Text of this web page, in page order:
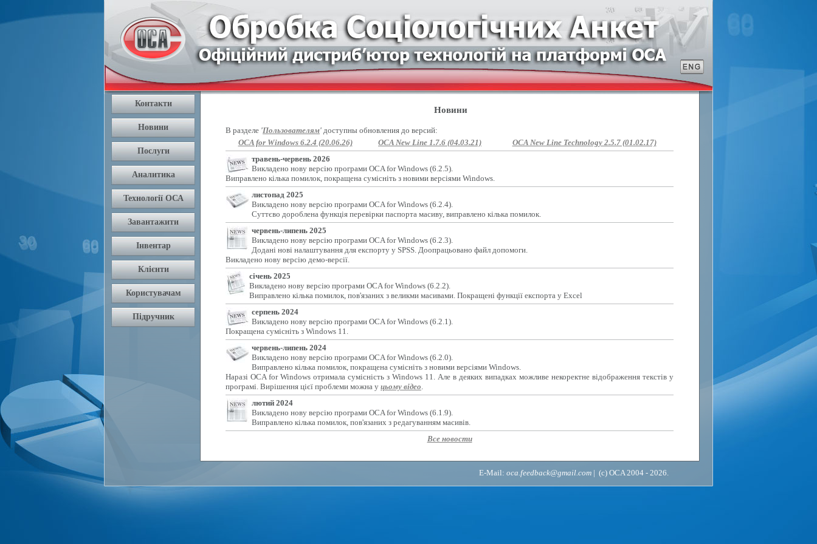
Новини
В разделе 'Пользователям' доступны обновления до версий:
OCA for Windows 6.2.4 (20.06.26)
OCA New Line 1.7.6 (04.03.21)
OCA New Line Technology 2.5.7 (01.02.17)
травень-червень 2026
Викладено нову версію програми OCA for Windows (6.2.5).
Виправлено кілька помилок, покращена сумісніть з новими версіями Windows.
листопад 2025
Викладено нову версію програми OCA for Windows (6.2.4).
Суттєво дороблена функція перевірки паспорта масиву, виправлено кілька помилок.
червень-липень 2025
Викладено нову версію програми OCA for Windows (6.2.3).
Додані нові налаштування для експорту у SPSS. Доопрацьовано файл допомоги.
Викладено нову версію демо-версії.
січень 2025
Викладено нову версію програми OCA for Windows (6.2.2).
Виправлено кілька помилок, пов'язаних з великми масивами. Покращені функції експорта у Excel
серпень 2024
Викладено нову версію програми OCA for Windows (6.2.1).
Покращена сумісніть з Windows 11.
червень-липень 2024
Викладено нову версію програми OCA for Windows (6.2.0).
Виправлено кілька помилок, покращена сумісніть з новими версіями Windows.
Наразі OCA for Windows отримала сумісність з Windows 11. Але в деяких випадках можливе некоректне відображення текстів у
програмі. Вирішення цієї проблеми можна у цьому відео.
лютий 2024
Викладено нову версію програми OCA for Windows (6.1.9).
Виправлено кілька помилок, пов'язаних з редагуванням масивів.
Все новости
E-Mail: oca.feedback@gmail.com | (c) OCA 2004 - 2026.